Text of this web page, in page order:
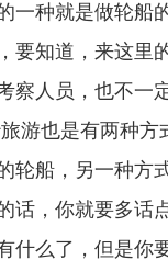
一种就是做轮船
要知道，来这里
察人员，也不一
游也是有两种
轮船，另一种方
话，你就要多话
什么了，但是你